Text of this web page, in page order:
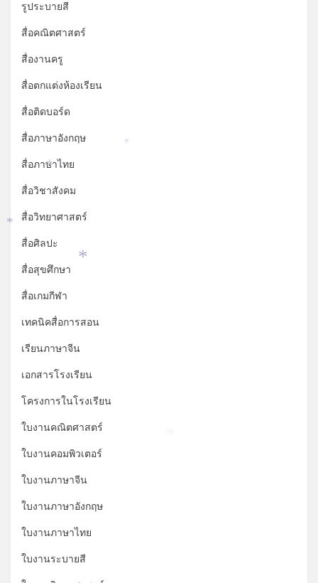
รูประบายสี
สื่อคณิตศาสตร์
สื่องานครู
สื่อตกแต่งห้องเรียน
สื่อติดบอร์ด
สื่อภาษาอังกฤษ
สื่อภาษาไทย
สื่อวิชาสังคม
สื่อวิทยาศาสตร์
สื่อศิลปะ
สื่อสุขศึกษา
สื่อเกมกีฬา
เทคนิคสื่อการสอน
เรียนภาษาจีน
เอกสารโรงเรียน
โครงการในโรงเรียน
ใบงานคณิตศาสตร์
ใบงานคอมพิวเตอร์
ใบงานภาษาจีน
ใบงานภาษาอังกฤษ
ใบงานภาษาไทย
ใบงานระบายสี